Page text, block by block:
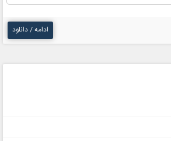
ادامه / دانلود